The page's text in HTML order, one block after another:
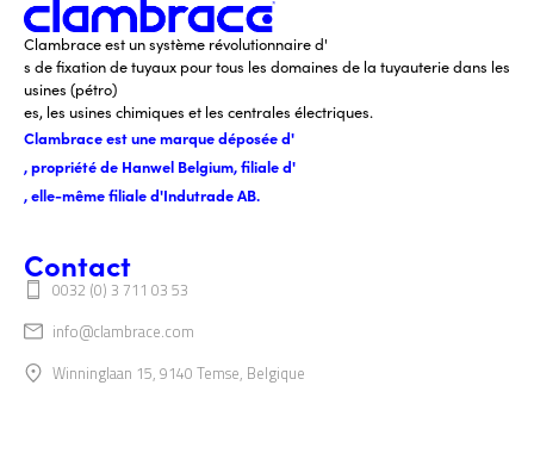
Clambrace est un système révolutionnaire d'
s de fixation de tuyaux pour tous les domaines de la tuyauterie dans les
usines (pétro)
es, les usines chimiques et les centrales électriques.
Clambrace est une marque déposée d'
, propriété de Hanwel Belgium, filiale d'
, elle-même filiale d'Indutrade AB.
Contact
0032 (0) 3 711 03 53
info@clambrace.com
Winninglaan 15, 9140 Temse, Belgique